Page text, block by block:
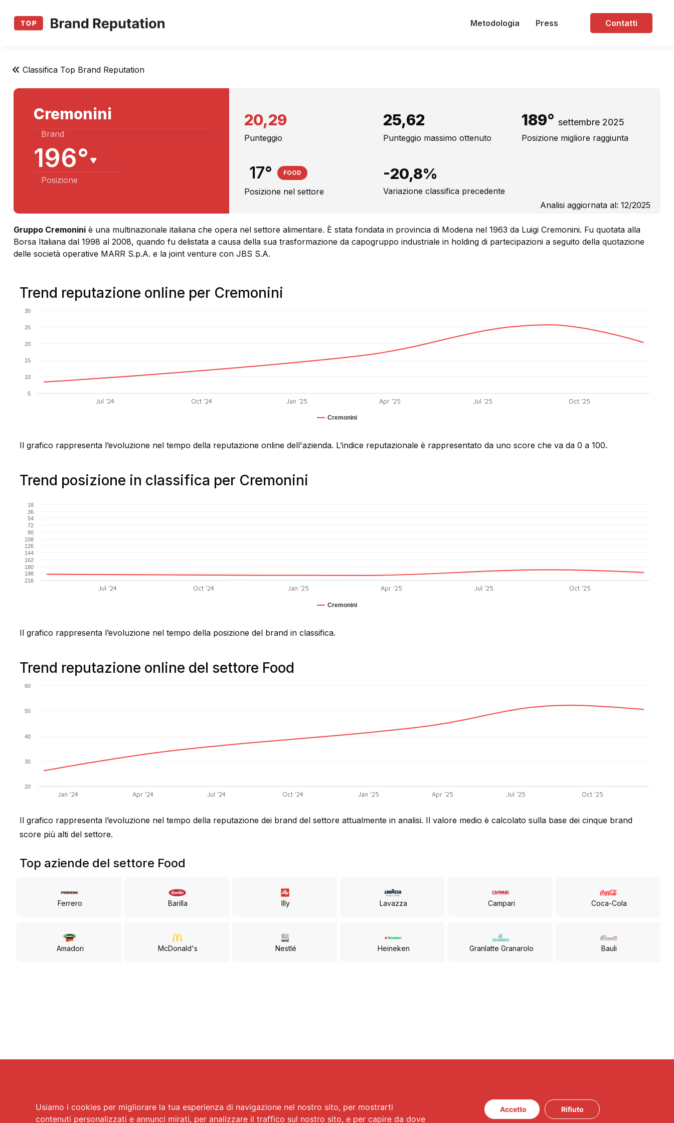
Usiamo i cookies per migliorare la tua esperienza di navigazione nel nostro sito, per mostrarti
contenuti personalizzati e annunci mirati, per analizzare il traffico sul nostro sito, e per capire da dove
Accetto Rifiuto
Metodologia Press Contatti
Classifica Top Brand Reputation
Cremonini
Brand
196°
Posizione
20,29
Punteggio
25,62 189°settembre 2025
Punteggio massimo ottenuto Posizione migliore raggiunta
17° FOOD
Posizione nel settore
-20,8%
Variazione classifica precedente
Analisi aggiornata al: 12/2025
Gruppo Cremonini è una multinazionale italiana che opera nel settore alimentare. È stata fondata in provincia di Modena nel 1963 da Luigi Cremonini. Fu quotata alla
Borsa Italiana dal 1998 al 2008, quando fu delistata a causa della sua trasformazione da capogruppo industriale in holding di partecipazioni a seguito della quotazione
delle società operative MARR S.p.A. e la joint venture con JBS S.A.
Trend reputazione online per Cremonini
Cremonini
Jul '24 Oct '24 Jan '25 Apr '25 Jul '25 Oct '25
5
10
15
20
25
30
Il grafico rappresenta l’evoluzione nel tempo della reputazione online dell'azienda. L’indice reputazionale è rappresentato da uno score che va da 0 a 100.
Trend posizione in classifica per Cremonini
Cremonini
Jul '24 Oct '24 Jan '25 Apr '25 Jul '25 Oct '25
18
36
54
72
90
108
126
144
162
180
198
216
Il grafico rappresenta l’evoluzione nel tempo della posizione del brand in classifica.
Trend reputazione online del settore Food
Jan '24 Apr '24 Jul '24 Oct '24 Jan '25 Apr '25 Jul '25 Oct '25
20
30
40
50
60
Il grafico rappresenta l’evoluzione nel tempo della reputazione dei brand del settore attualmente in analisi. Il valore medio è calcolato sulla base dei cinque brand
score più alti del settore.
Top aziende del settore Food
Ferrero Barilla Illy Lavazza Campari Coca-Cola
Amadori McDonald's Nestlé Heineken Granlatte Granarolo Bauli